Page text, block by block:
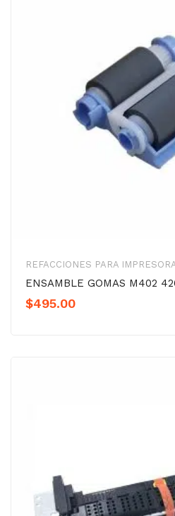
REFACCIONES PARA
ENSAMBLE GOMAS M402
$495.00